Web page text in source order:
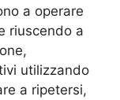
a operare
riuscendo a
utilizzando
a ripetersi,